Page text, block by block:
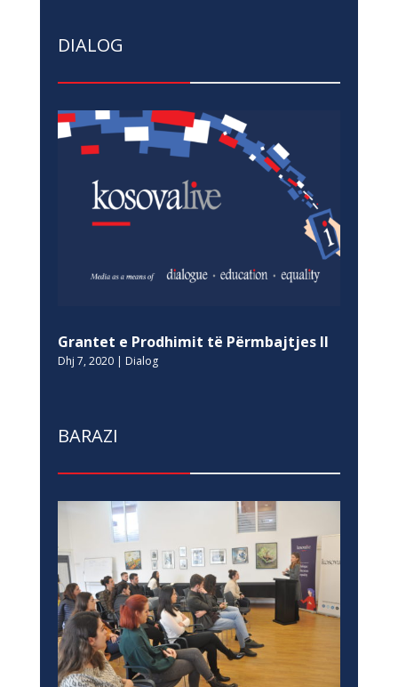
DIALOG
Grantet e Prodhimit të Përmbajtjes II
Dhj 7, 2020| Dialog
BARAZI